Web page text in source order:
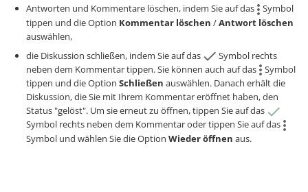
Antworten und Kommentare löschen, indem Sie auf das
Symbol
tippen und die Option Kommentar löschen /Antwort löschen
auswählen,
die Diskussion schließen, indem Sie auf das
Symbol rechts
neben dem Kommentar tippen. Sie können auch auf das
Symbol
tippen und die Option Schließen auswählen. Danach erhält die
Diskussion, die Sie mit Ihrem Kommentar eröffnet haben, den
Status "gelöst". Um sie erneut zu öffnen, tippen Sie auf das
Symbol rechts neben dem Kommentar oder tippen Sie auf das
Symbol und wählen Sie die Option Wieder öffnen aus.